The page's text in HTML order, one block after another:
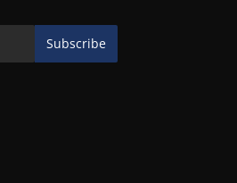
Subscribe